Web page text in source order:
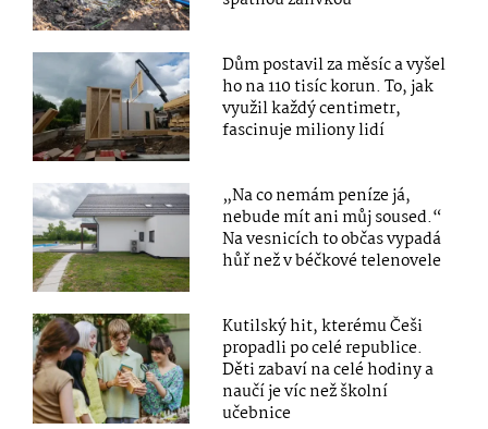
Dům postavil za měsíc a vyšel
ho na 110 tisíc korun. To, jak
využil každý centimetr,
fascinuje miliony lidí
„Na co nemám peníze já,
nebude mít ani můj soused.“
Na vesnicích to občas vypadá
hůř než v béčkové telenovele
Kutilský hit, kterému Češi
propadli po celé republice.
Děti zabaví na celé hodiny a
naučí je víc než školní
učebnice